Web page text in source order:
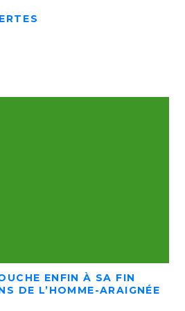
ENFIN À SA FIN
DE L’HOMME-ARAIGNÉE